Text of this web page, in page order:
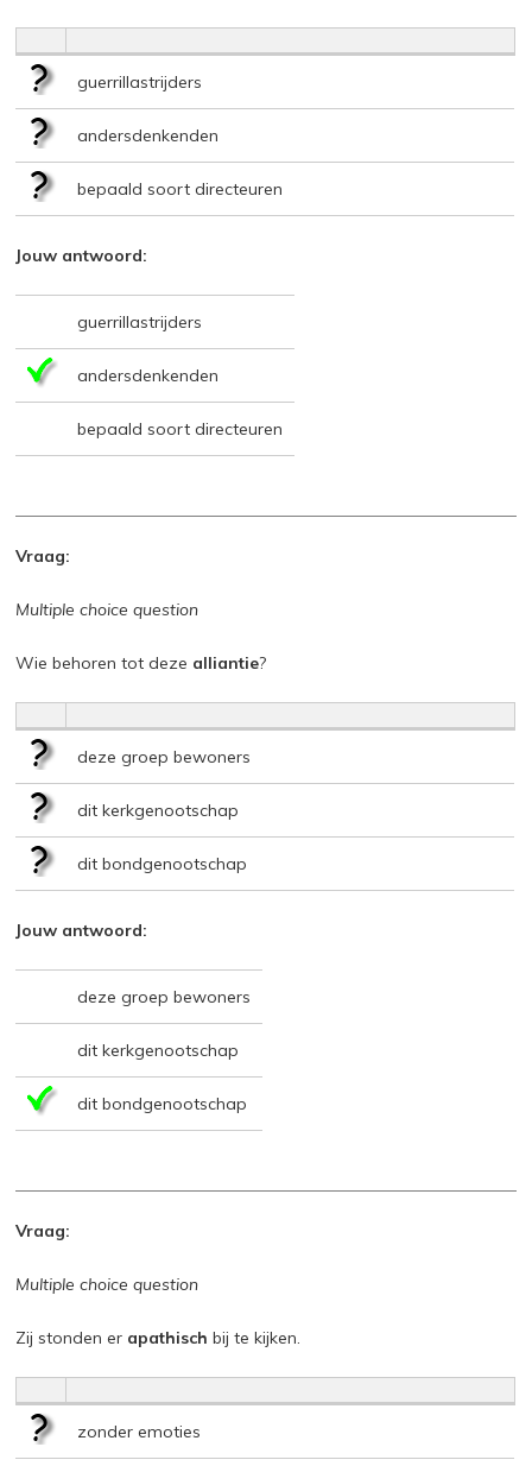
guerrillastrijders
andersdenkenden
bepaald soort directeuren
Jouw antwoord:
guerrillastrijders
andersdenkenden
bepaald soort directeuren
Vraag:
Multiple choice question
Wie behoren tot deze alliantie?
deze groep bewoners
dit kerkgenootschap
dit bondgenootschap
Jouw antwoord:
deze groep bewoners
dit kerkgenootschap
dit bondgenootschap
Vraag:
Multiple choice question
Zij stonden er apathisch bij te kijken.
zonder emoties